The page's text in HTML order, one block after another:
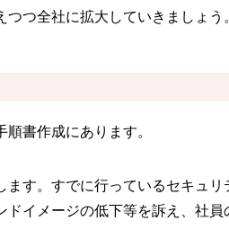
つ全社に拡大していきましょう
書作成にあります。
ます。すでに行っているセキュ
イメージの低下等を訴え、社員